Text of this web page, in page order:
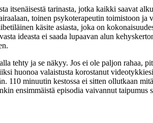
itsenäisestä tarinasta, jotka kaikki saavat
toinen psykoterapeutin toimistoon
käsite asiasta, joka on
ideasta ei saada lupaavan alun
tehty ja se näkyy. Jos ei ole paljon rahaa,
huonoa valaistusta korostanut
110 minuutin kestossa ei sitten ollutkaan
ensimmäistä episodia vaivannut